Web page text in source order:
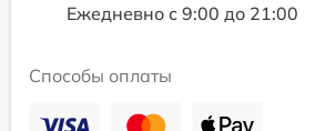
Ежедневно с 9:00 до 21:00
Способы оплаты